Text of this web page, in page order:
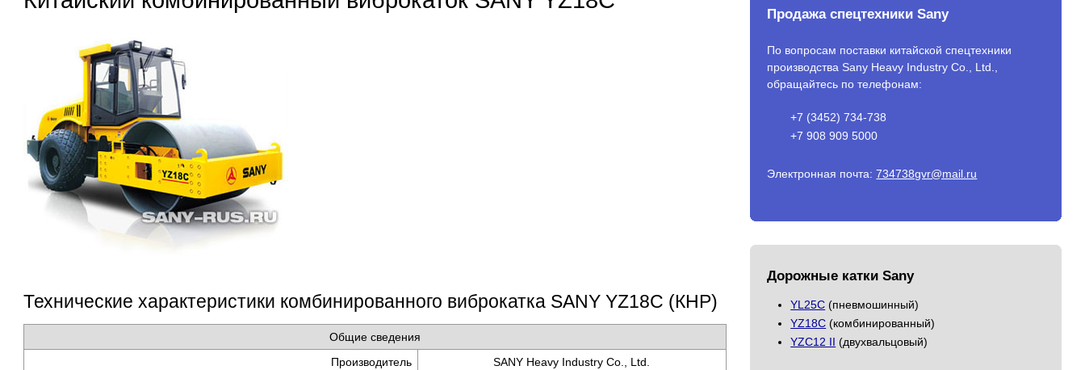
Технические характеристики комбинированного виброкатка SANY YZ18C (КНР)
Общие сведения
Производитель
SANY Heavy Industry Co., Ltd.
Продажа спецтехники Sany
По вопросам поставки китайской спецтехники
производства Sany Heavy Industry Co., Ltd.,
обращайтесь по телефонам:
+7 (3452) 734-738
+7 908 909 5000
Электронная почта:734738gvr@mail.ru
Дорожные катки Sany
YL25C (пневмошинный)
YZ18C (комбинированный)
YZC12 II (двухвальцовый)